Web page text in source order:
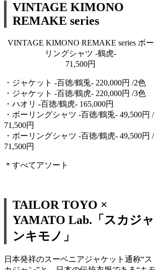
VINTAGE KIMONO
REMAKE series
VINTAGE KIMONO REMAKE series ボー
リングシャツ -鶴虎-
71,500円
・ジャケット -百徳/鶴兎- 220,000円 /2色
・ジャケット -百徳/鶴虎- 220,000円 /3色
・ハオリ -百徳/鶴虎- 165,000円
・ボーリングシャツ -百徳/鶴兎- 49,500円 /
71,500円
・ボーリングシャツ -百徳/鶴虎- 49,500円 /
71,500円
＊すべてアソート
TAILOR TOYO ×
YAMATO Lab.「スカジャ
ンキモノ」
日本発祥のスーベニアジャケット通称“ス